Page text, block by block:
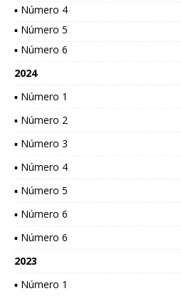
▪ Número 4
▪ Número 5
▪ Número 6
2024
▪ Número 1
▪ Número 2
▪ Número 3
▪ Número 4
▪ Número 5
▪ Número 6
▪ Número 6
2023
▪ Número 1